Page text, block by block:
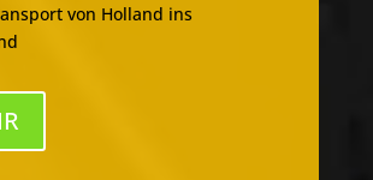
von Holland ins